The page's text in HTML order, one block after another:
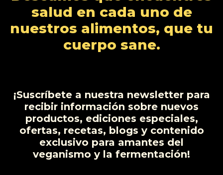
o
s
o
s
c
t
o
salud en cada uno de
nuestros alimentos, que tu
cuerpo sane.
¡Suscríbete a nuestra newsletter para
recibir información sobre nuevos
productos, ediciones especiales,
ofertas, recetas, blogs y contenido
exclusivo para amantes del
veganismo y la fermentación!